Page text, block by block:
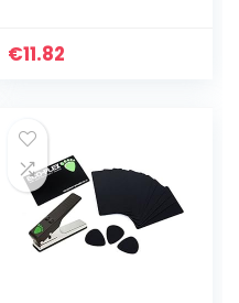
€11.82